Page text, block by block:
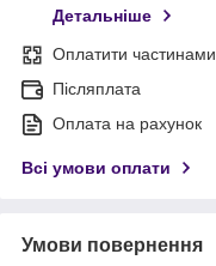
Детальніше
Оплатити частинами
Післяплата
Оплата на рахунок
Всі умови оплати
Умови повернення